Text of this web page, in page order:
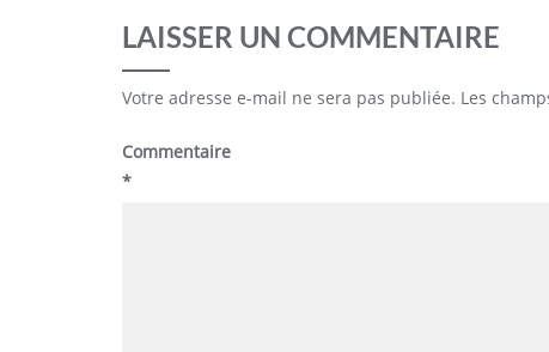
LAISSER UN COMMENTAIRE
Votre adresse e-mail ne sera pas publiée. Les
Commentaire
*